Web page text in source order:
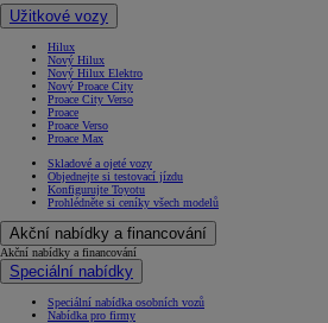
Užitkové vozy
Hilux
Nový Hilux
Nový Hilux Elektro
Nový Proace City
Proace City Verso
Proace
Proace Verso
Proace Max
Skladové a ojeté vozy
Objednejte si testovací jízdu
Konfigurujte Toyotu
Prohlédněte si ceníky všech modelů
Akční nabídky a financování
Akční nabídky a financování
Speciální nabídky
Speciální nabídka osobních vozů
Nabídka pro firmy